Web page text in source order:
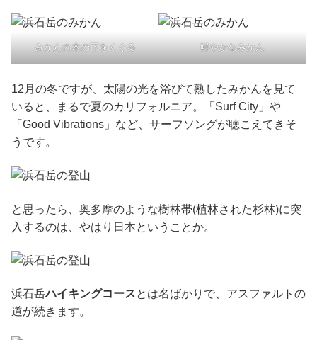
みかんの木の下をくぐる 鮮やかなみかん
12月の冬ですが、太陽の光を浴びて熟したみかんを見て
いると、まるで夏のカリフォルニア。「Surf City」や
「Good Vibrations」など、サーフソングが聴こえてきそ
うです。
と思ったら、奥多摩のような樹林帯(植林された杉林)に突
入するのは、やはり日本ということか。
浜石岳ハイキングコースとは名ばかりで、アスファルトの
道が続きます。